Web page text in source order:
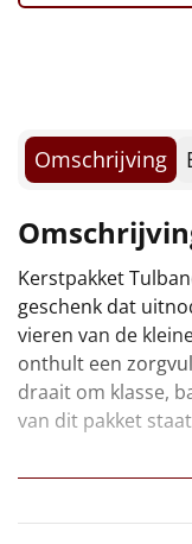
Ideeën
Doe het zelf
Particulier
Kerstgeschenken
Omschrijving
Kerstpakket
geschenk dat
vieren van de
onthult een
draait om klasse,
van dit pakket
tulbandcake met
vanille – een echte
serveren als om
fudge en
zoetheid toe
dampende kop groene
in portiezakjes en
moment: thuis
tussen de
steeds meer om
precies wat
compact maar
verwennerij
zo feestelijk
organisaties die
hebben voor
perfecte cadeau.